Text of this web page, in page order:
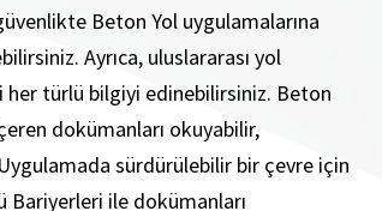
Beton Yol uygulamalarına
Ayrıca, uluslararası yol
her türlü bilgiyi edinebilirsiniz. Beton
dokümanları okuyabilir,
sürdürülebilir bir çevre için
Bariyerleri ile dokümanları